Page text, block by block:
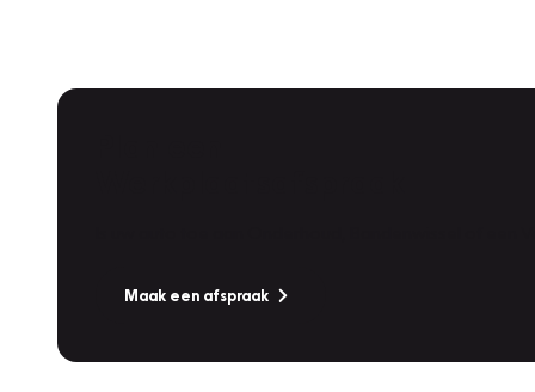
Maak een afspraak